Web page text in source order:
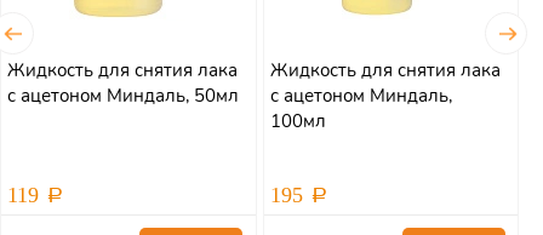
Жидкость для снятия лака
с ацетоном Миндаль, 50мл
119
Жидкость для снятия лака
с ацетоном Миндаль,
100мл
195